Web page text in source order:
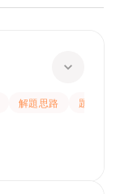
解題思路
題目講解